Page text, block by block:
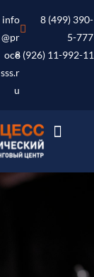
info
@pr
oce
sss.r
u
8 (499) 390-
5-777
8 (926) 11-992-11